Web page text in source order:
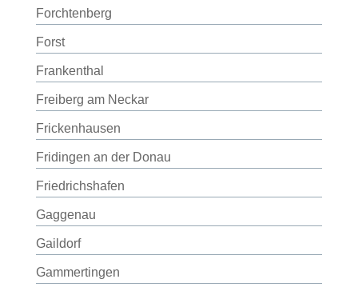
Forchtenberg
Forst
Frankenthal
Freiberg am Neckar
Frickenhausen
Fridingen an der Donau
Friedrichshafen
Gaggenau
Gaildorf
Gammertingen